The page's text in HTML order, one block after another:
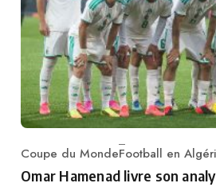
Category
Coupe du MondeFootball en
Omar Hamenad livre son